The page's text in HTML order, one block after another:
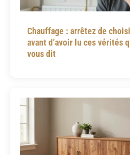
Chauffage : arrêtez de
avant d’avoir lu ces vérités
vous dit